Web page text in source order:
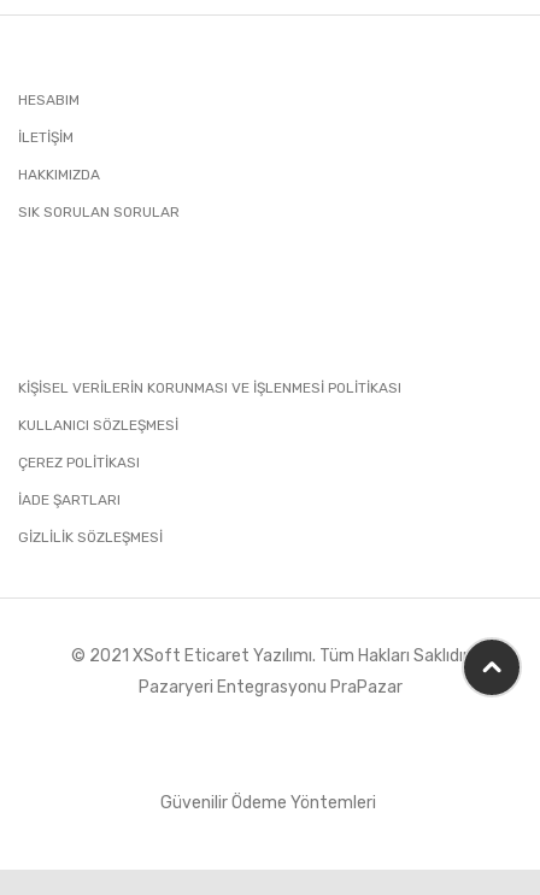
Tek Tıkla Ödeme Kolaylığı
HESABIM
İLETIŞIM
HAKKIMIZDA
SIK SORULAN SORULAR
KİŞİSEL VERİLERİN KORUNMASI VE İŞLENMESİ POLİTİKASI
KULLANICI SÖZLEŞMESİ
ÇEREZ POLİTİKASI
İADE ŞARTLARI
GIZLILIK SÖZLEŞMESI
© 2021 XSoft Eticaret Yazılımı. Tüm Hakları Saklıdır
Pazaryeri Entegrasyonu PraPazar
Güvenilir Ödeme Yöntemleri